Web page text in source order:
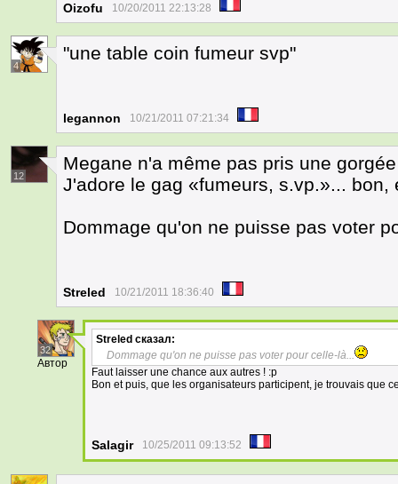
Oizofu 10/20/2011 22:13:28
4
"une table coin fumeur svp"
legannon 10/21/2011 07:21:34
12
Megane n'a même pas pris une
J'adore le gag «fumeurs, s.vp.»...
Dommage qu'on ne puisse pas voter
Streled 10/21/2011 18:36:40
32
Автор
Streled сказал:
Dommage qu'on ne puisse pas voter pour celle-là...
Faut laisser une chance aux autres ! :p
Bon et puis, que les organisateurs participent, je trouvais que
Salagir 10/25/2011 09:13:52